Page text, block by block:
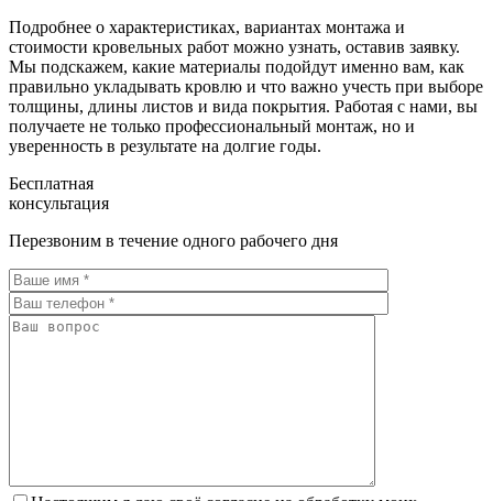
Подробнее о характеристиках, вариантах монтажа и
стоимости кровельных работ можно узнать, оставив заявку.
Мы подскажем, какие материалы подойдут именно вам, как
правильно укладывать кровлю и что важно учесть при выборе
толщины, длины листов и вида покрытия. Работая с нами, вы
получаете не только профессиональный монтаж, но и
уверенность в результате на долгие годы.
Бесплатная
консультация
Перезвоним в течение одного рабочего дня